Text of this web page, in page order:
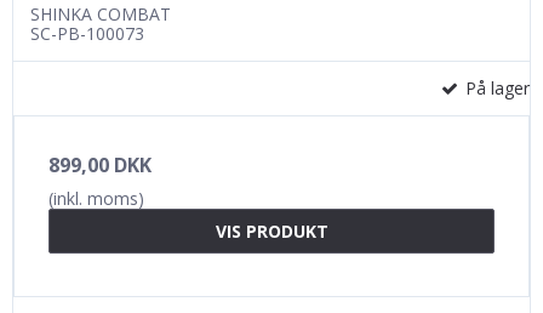
SHINKA COMBAT
SC-PB-100073
På lager
899,00 DKK
(inkl. moms)
VIS PRODUKT